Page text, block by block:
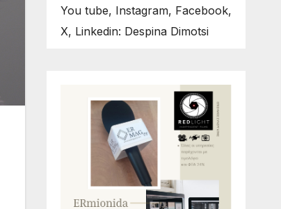
You tube, Instagram, Facebook,
X, Linkedin: Despina Dimotsi